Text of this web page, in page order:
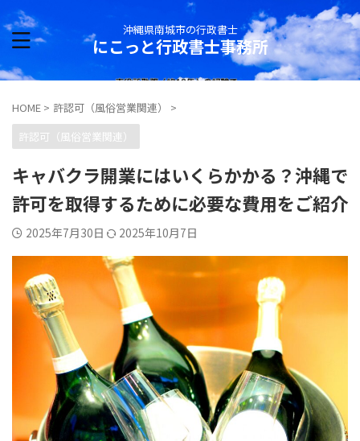
沖縄県南城市の行政書士
にこっと行政書士事務所
HOME > 許認可（風俗営業関連）
>
許認可（風俗営業関連）
キャバクラ開業にはいくらかかる？沖縄で
許可を取得するために必要な費用をご紹介
2025年7月30日 2025年10月7日